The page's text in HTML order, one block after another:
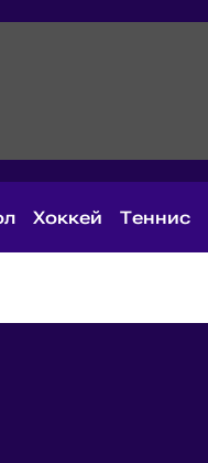
Хоккей Теннис